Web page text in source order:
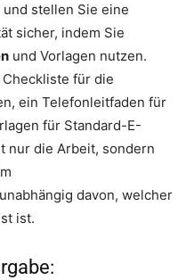
stellen Sie eine
sicher, indem Sie
und Vorlagen nutzen.
für die
ein Telefonleitfaden für
für Standard-E-
nur die Arbeit, sondern
davon, welcher
ist.